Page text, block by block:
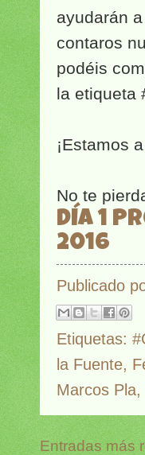
ayudarán
contaros
podéis
la etiqueta
¡Estamos
No te
Día 1
2016
Publicado
Etiquetas:
la Fuente,
Marcos Pla,
Entradas más